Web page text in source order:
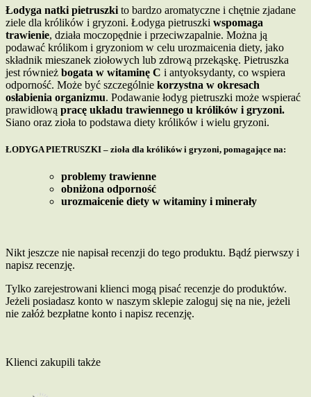
Łodyga natki pietruszki to bardzo aromatyczne i chętnie zjadane
ziele dla królików i gryzoni. Łodyga pietruszki wspomaga
trawienie, działa moczopędnie i przeciwzapalnie. Można ją
podawać królikom i gryzoniom w celu urozmaicenia diety, jako
składnik mieszanek ziołowych lub zdrową przekąskę. Pietruszka
jest również bogata w witaminę C i antyoksydanty, co wspiera
odporność. Może być szczególnie korzystna w okresach
osłabienia organizmu. Podawanie łodyg pietruszki może wspierać
prawidłową pracę układu trawiennego u królików i gryzoni.
Siano oraz zioła to podstawa diety królików i wielu gryzoni.
ŁODYGA PIETRUSZKI – zioła dla królików i gryzoni, pomagające na:
problemy trawienne
obniżona odporność
urozmaicenie diety w witaminy i minerały
Nikt jeszcze nie napisał recenzji do tego produktu. Bądź pierwszy i
napisz recenzję.
Tylko zarejestrowani klienci mogą pisać recenzje do produktów.
Jeżeli posiadasz konto w naszym sklepie zaloguj się na nie, jeżeli
nie załóż bezpłatne konto i napisz recenzję.
Klienci zakupili także